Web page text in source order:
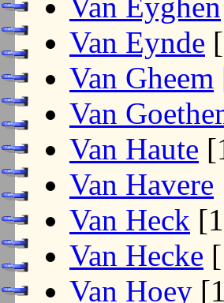
Van Eyghen
Van Eynde
Van Gheem
Van
Van Haute
Van Havere
Van Heck
Van Hecke
Van Hoey